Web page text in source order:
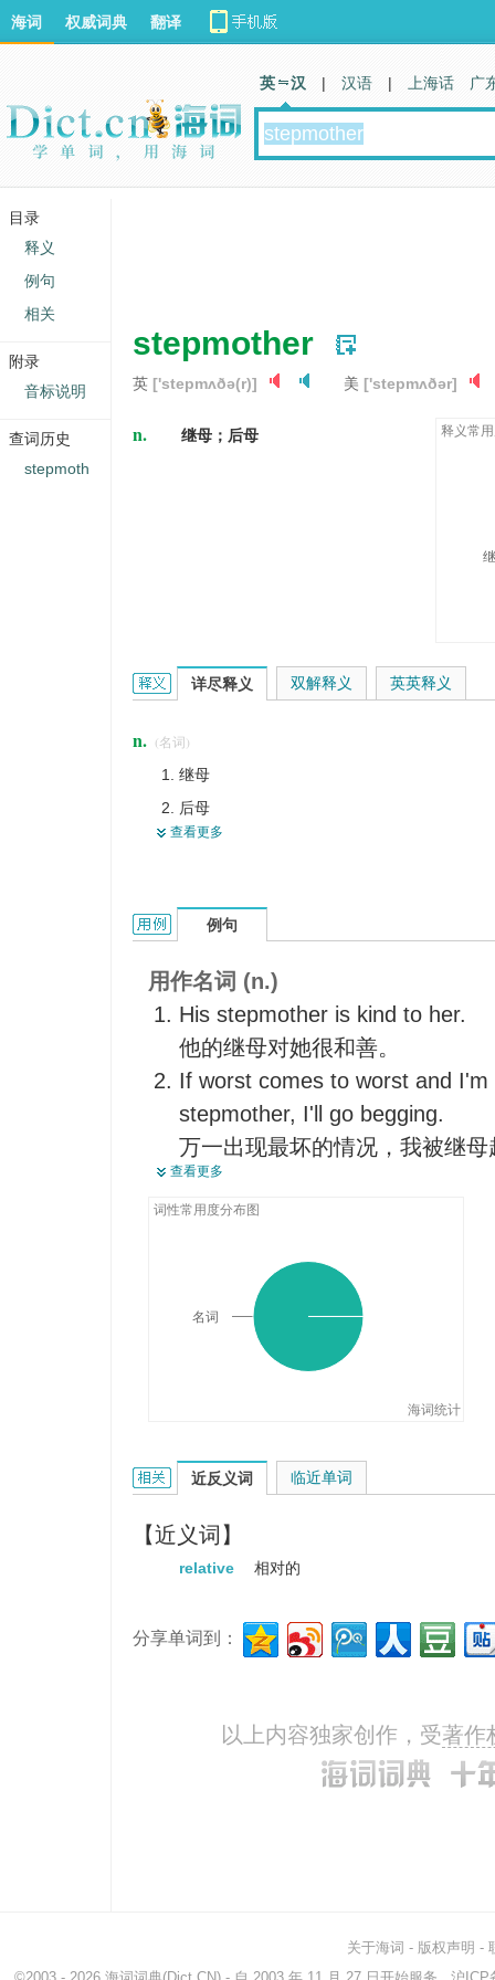
stepmother
英 ['stepmʌðə(r)] 美 ['stepmʌðər]
n. 继母；后母 释义常
stepmother的英文翻译是什么意思，词典释义与在
详尽释义
n. (名词)
继母
后母
后娘
查看更多
双解释义 英英释义
stepmother的用法和样例：
例句
用作名词 (n.)
His stepmother is kind to her.
他的继母对她很和善。
If worst comes to worst and
stepmother, I'll go begging.
万一出现最坏的情况，我被继
The stepmother wakes them
后母还是一大早就把他们叫醒。
查看更多
词性常用度分布图
海词统计
名词
stepmother的相关资料：
近反义词
【近义词】
relative 相对的
临近单词
分享单词到：
以上内容独家创作，受著作
海词 权威词典 翻译
英 汉 | 汉语 | 上海话 广
关于海词 - 版权声明 -
目录
释义
例句
相关
附录
音标说明
查词历史
stepmoth